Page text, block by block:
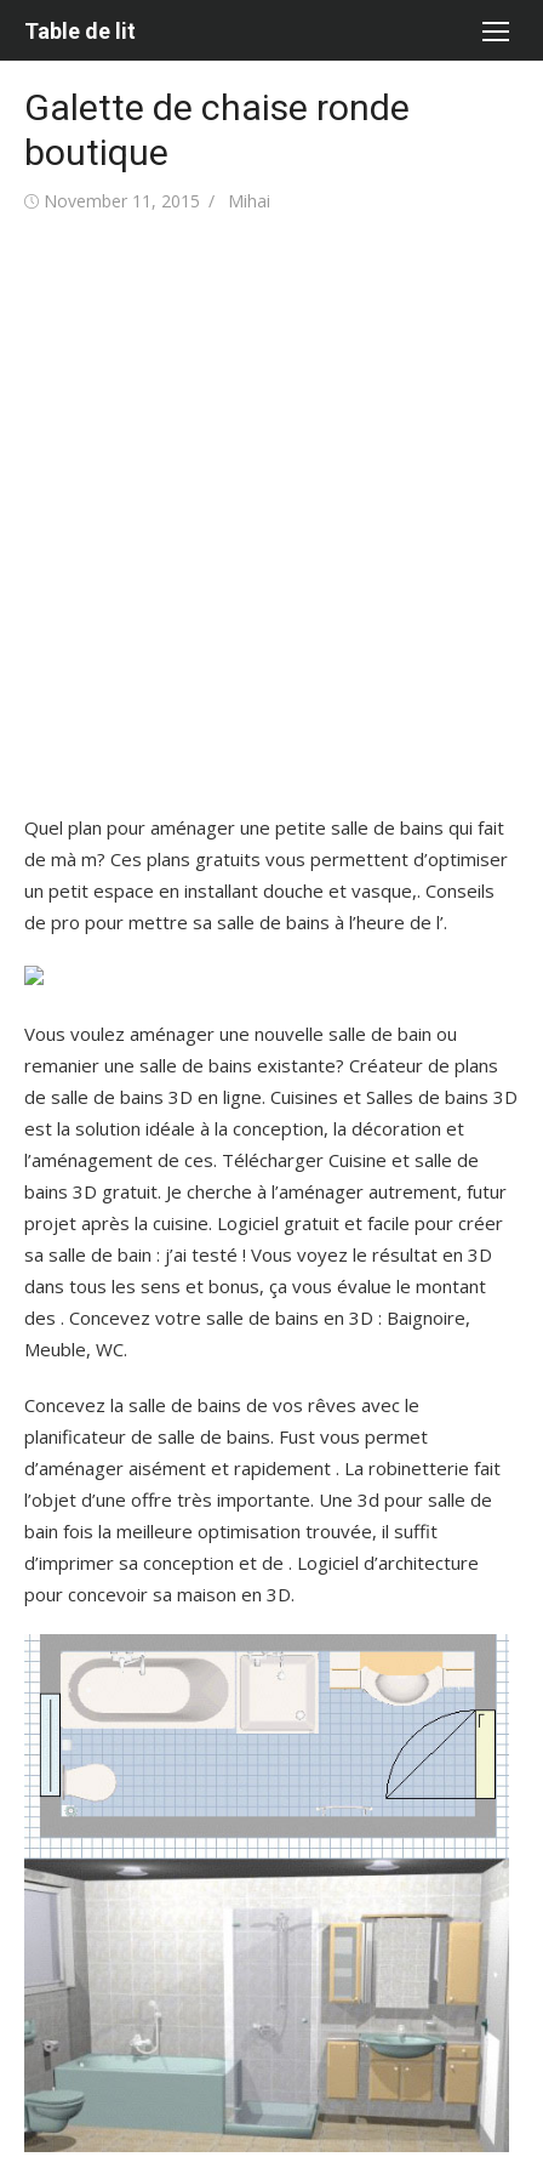
Table de lit
Galette de chaise ronde
boutique
Posted
November 11, 2015 Author
Mihai
Quel plan pour aménager une petite salle de bains qui fait
de mà m? Ces plans gratuits vous permettent d’optimiser
un petit espace en installant douche et vasque,. Conseils
de pro pour mettre sa salle de bains à l’heure de l’.
Vous voulez aménager une nouvelle salle de bain ou
remanier une salle de bains existante? Créateur de plans
de salle de bains 3D en ligne. Cuisines et Salles de bains 3D
est la solution idéale à la conception, la décoration et
l’aménagement de ces. Télécharger Cuisine et salle de
bains 3D gratuit. Je cherche à l’aménager autrement, futur
projet après la cuisine. Logiciel gratuit et facile pour créer
sa salle de bain : j’ai testé ! Vous voyez le résultat en 3D
dans tous les sens et bonus, ça vous évalue le montant
des . Concevez votre salle de bains en 3D : Baignoire,
Meuble, WC.
Concevez la salle de bains de vos rêves avec le
planificateur de salle de bains. Fust vous permet
d’aménager aisément et rapidement . La robinetterie fait
l’objet d’une offre très importante. Une 3d pour salle de
bain fois la meilleure optimisation trouvée, il suffit
d’imprimer sa conception et de . Logiciel d’architecture
pour concevoir sa maison en 3D.